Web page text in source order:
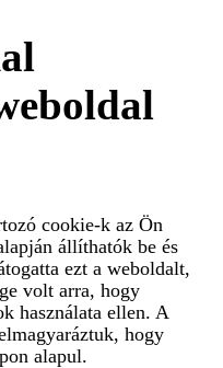
cookie-k az Ön
állíthatók be és
ezt a weboldalt,
volt arra, hogy
használata ellen. A
hogy
alapul.